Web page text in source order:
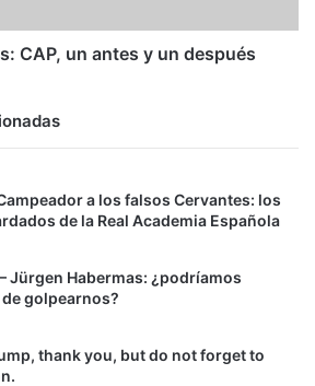
CAP, un antes y un después
a los falsos Cervantes: los
de la Real Academia Española
Jürgen Habermas: ¿podríamos
golpearnos?
thank you, but do not forget to